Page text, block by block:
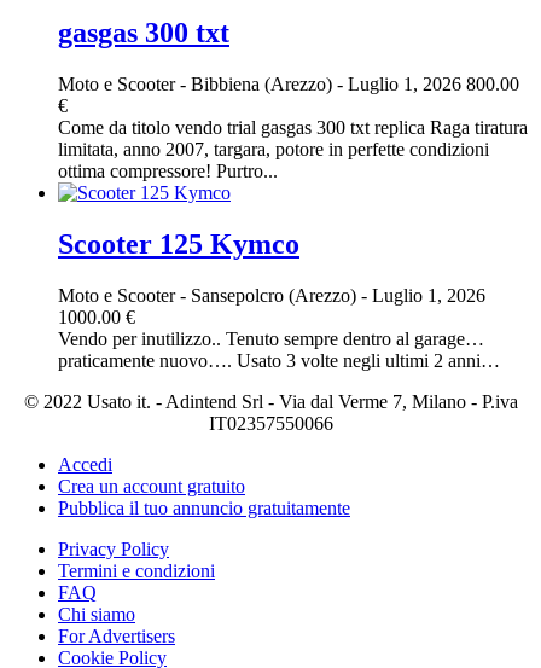
gasgas 300 txt
Moto e Scooter- Bibbiena (Arezzo) - Luglio 1, 2026 800.00
€
Come da titolo vendo trial gasgas 300 txt replica Raga tiratura
limitata, anno 2007, targara, potore in perfette condizioni
ottima compressore! Purtro...
Scooter 125 Kymco
Moto e Scooter- Sansepolcro (Arezzo) - Luglio 1, 2026
1000.00 €
Vendo per inutilizzo.. Tenuto sempre dentro al garage…
praticamente nuovo…. Usato 3 volte negli ultimi 2 anni…
© 2022 Usato it. - Adintend Srl - Via dal Verme 7, Milano - P.iva
IT02357550066
Accedi
Crea un account gratuito
Pubblica il tuo annuncio gratuitamente
Privacy Policy
Termini e condizioni
FAQ
Chi siamo
For Advertisers
Cookie Policy